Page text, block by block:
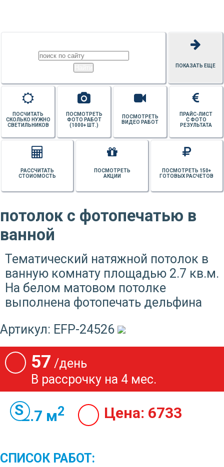
ПОКАЗАТЬ ЕЩЕ
ПРАЙС-ЛИСТ
С ФОТО
РЕЗУЛЬТАТА
ПОСМОТРЕТЬ
ВИДЕО РАБОТ
ПОСМОТРЕТЬ
ФОТО РАБОТ
(1000+ ШТ.)
ПОСЧИТАТЬ
СКОЛЬКО НУЖНО
СВЕТИЛЬНИКОВ
ПОСМОТРЕТЬ 150+
ГОТОВЫХ РАСЧЕТОВ
ПОСМОТРЕТЬ
АКЦИИ
РАССЧИТАТЬ
СТОИОМОСТЬ
потолок с фотопечатью в
ванной
Тематический натяжной потолок в
ванную комнату площадью 2.7 кв.м.
На белом матовом потолке
выполнена фотопечать дельфина
Артикул: EFP-24526
57 /день
В рассрочку на 4 мес.
2.7 м2 Цена: 6733
СПИСОК РАБОТ: